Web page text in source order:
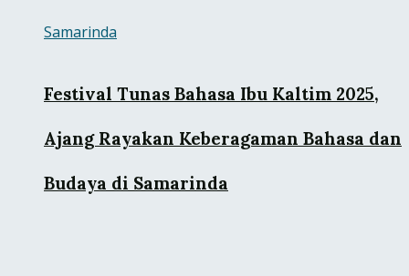
Festival Tunas Bahasa Ibu Kaltim 2025,
Ajang Rayakan Keberagaman Bahasa dan
Budaya di Samarinda